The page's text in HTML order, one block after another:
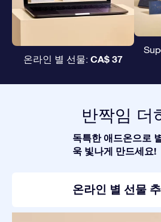
온라인 별 선물: CA$ 37
반짝임 더
독특한 애드온으로
욱 빛나게 만드세요!
온라인 별 선물